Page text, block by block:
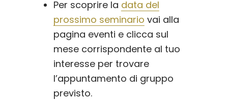
Per scoprire la data del
prossimo seminario vai alla
pagina eventi e clicca sul
mese corrispondente al tuo
interesse per trovare
l’appuntamento di gruppo
previsto.